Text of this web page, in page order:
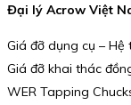
Đại lý Acrow Việt
Giá đỡ dụng cụ – Hệ
Giá đỡ khai thác
WER Tapping